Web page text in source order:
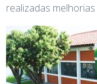
realizadas